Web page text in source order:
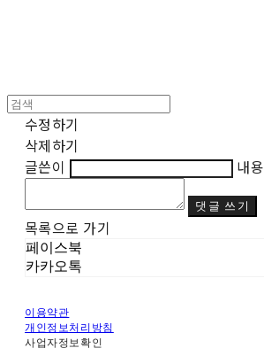
수정하기
삭제하기
글쓴이
내용
댓글 쓰기
목록으로 가기
페이스북
카카오톡
이용약관
개인정보처리방침
사업자정보확인